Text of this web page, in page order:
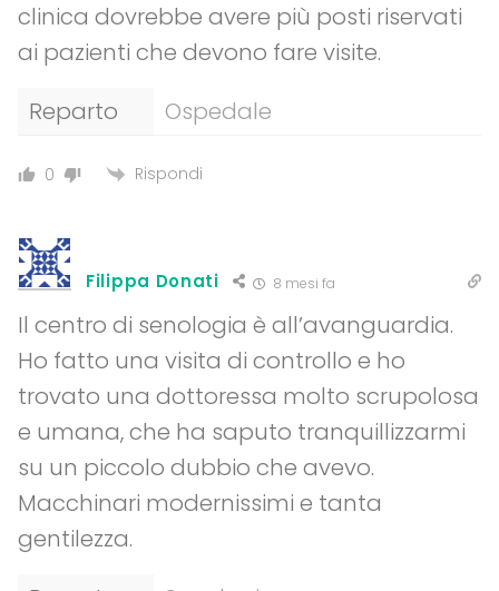
clinica dovrebbe avere più posti riservati
ai pazienti che devono fare visite.
Reparto
Ospedale
0 Rispondi
Filippa Donati 8 mesi fa
Il centro di senologia è all’avanguardia.
Ho fatto una visita di controllo e ho
trovato una dottoressa molto scrupolosa
e umana, che ha saputo tranquillizzarmi
su un piccolo dubbio che avevo.
Macchinari modernissimi e tanta
gentilezza.